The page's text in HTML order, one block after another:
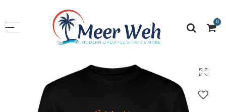
Menü zurück
T-Shirt Girls
0